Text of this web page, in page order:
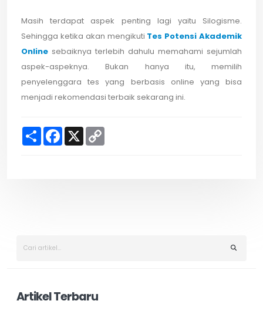
Masih terdapat aspek penting lagi yaitu Silogisme.
Sehingga ketika akan mengikuti Tes Potensi Akademik
Online sebaiknya terlebih dahulu memahami sejumlah
aspek-aspeknya. Bukan hanya itu, memilih
penyelenggara tes yang berbasis online yang bisa
menjadi rekomendasi terbaik sekarang ini.
S
F
X
Artikel Terbaru